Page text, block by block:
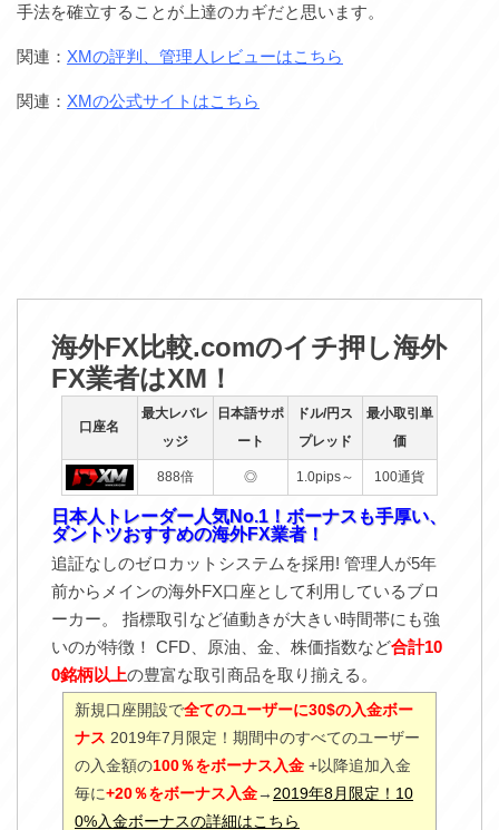
手法を確立することが上達のカギだと思います。
関連： XMの評判、管理人レビューはこちら
関連： XMの公式サイトはこちら
海外FX比較.comのイチ押し海外
FX業者はXM！
口座名
最大レバレ
ッジ
日本語サポ
ート
ドル/円ス
プレッド
最小取引単
価
888倍 ◎ 1.0pips～ 100通貨
日本人トレーダー人気No.1！ボーナスも手厚い、
ダントツおすすめの海外FX業者！
追証なしのゼロカットシステムを採用! 管理人が5年
前からメインの海外FX口座として利用しているブロ
ーカー。 指標取引など値動きが大きい時間帯にも強
いのが特徴！ CFD、原油、金、株価指数など合計10
0銘柄以上の豊富な取引商品を取り揃える。
新規口座開設で全てのユーザーに30$の入金ボー
ナス 2019年7月限定！期間中のすべてのユーザー
の入金額の100％をボーナス入金 +以降追加入金
毎に+20％をボーナス入金→ 2019年8月限定！10
0%入金ボーナスの詳細はこちら